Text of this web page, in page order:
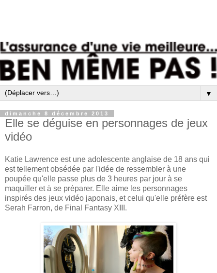
▼
dimanche 8 décembre 2013
Elle se déguise en personnages de jeux
vidéo
Katie Lawrence est une adolescente anglaise de 18 ans qui
est tellement obsédée par l'idée de ressembler à une
poupée qu'elle passe plus de 3 heures par jour à se
maquiller et à se préparer. Elle aime les personnages
inspirés des jeux vidéo japonais, et celui qu'elle préfère est
Serah Farron, de Final Fantasy XIII.